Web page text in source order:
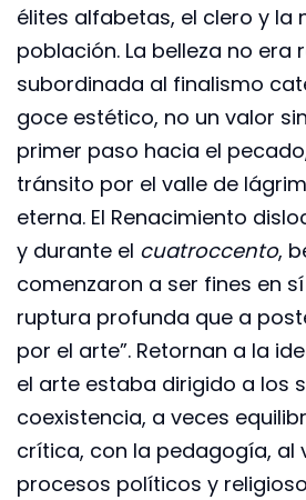
élites alfabetas, el clero y la
población. La belleza no era
subordinada al finalismo
goce estético, no un valor
primer paso hacia el
tránsito por el valle de
eterna. El Renacimiento
y durante el cuatroccento,
comenzaron a ser fines en
ruptura profunda que a
por el arte”. Retornan a la
el arte estaba dirigido a los
coexistencia, a veces
crítica, con la pedagogía, al
procesos políticos y